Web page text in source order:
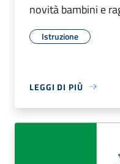
novità bambini e
Istruzione
LEGGI DI PIÙ